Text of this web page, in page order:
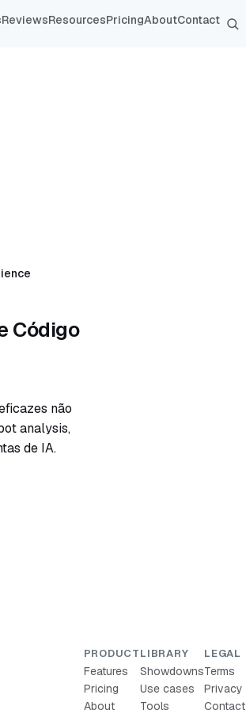
Código
não
analysis,
de IA.
ReviewsResourcesPricingAboutContact
PRODUCT
Features
Pricing
About
LIBRARY
Showdowns
Use cases
Tools
LEGAL
Terms
Privacy
Contact